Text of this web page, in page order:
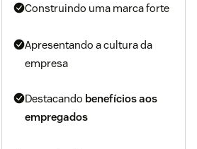
Construindo uma marca forte
Apresentando a cultura da
empresa
Destacando benefícios aos
empregados